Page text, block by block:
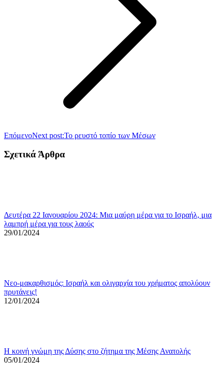
ΕπόμενοNext post:Το ρευστό τοπίο των Μέσων
Σχετικά Άρθρα
Δευτέρα 22 Ιανουαρίου 2024: Μια μαύρη μέρα για το Ισραήλ, μια
λαμπρή μέρα για τους λαούς
29/01/2024
Νεο-μακαρθισμός: Ισραήλ και ολιγαρχία του χρήματος απολύουν
πρυτάνεις!
12/01/2024
Η κοινή γνώμη της Δύσης στο ζήτημα της Μέσης Ανατολής
05/01/2024